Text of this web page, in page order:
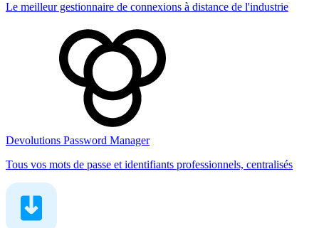
Le meilleur gestionnaire de connexions à distance de l'industrie
Devolutions Password Manager
Tous vos mots de passe et identifiants professionnels, centralisés